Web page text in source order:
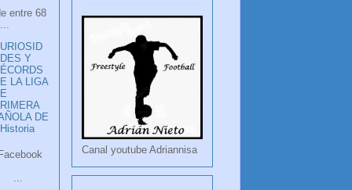
entre 68
Y
LA LIGA
DE
Canal youtube Adriannisa